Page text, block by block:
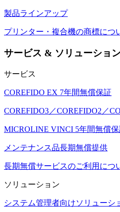
製品ラインアップ
プリンター・複合機の商標につ
サービス & ソリューション
サービス
COREFIDO EX 7年間無償保証
COREFIDO3／COREFIDO2／
MICROLINE VINCI 5年間無償
メンテナンス品長期無償提供
長期無償サービスのご利用につ
ソリューション
システム管理者向けソリューシ